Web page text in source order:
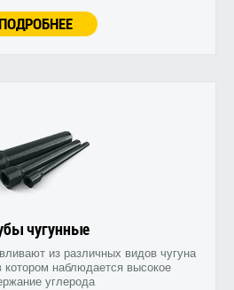
ПОДРОБНЕЕ
чугунные
из различных видов чугуна
наблюдается высокое
углерода